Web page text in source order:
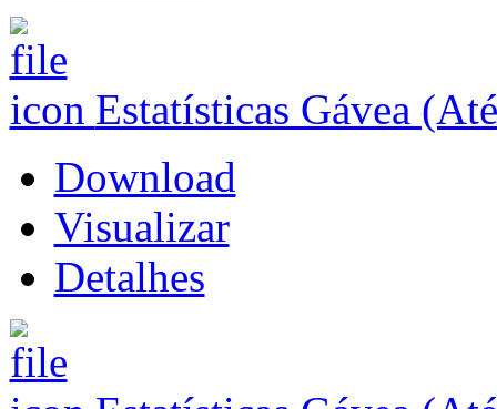
Estatísticas Gávea
Download
Visualizar
Detalhes